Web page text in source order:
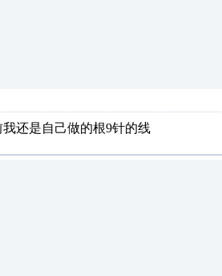
还是自己做的根9针的线